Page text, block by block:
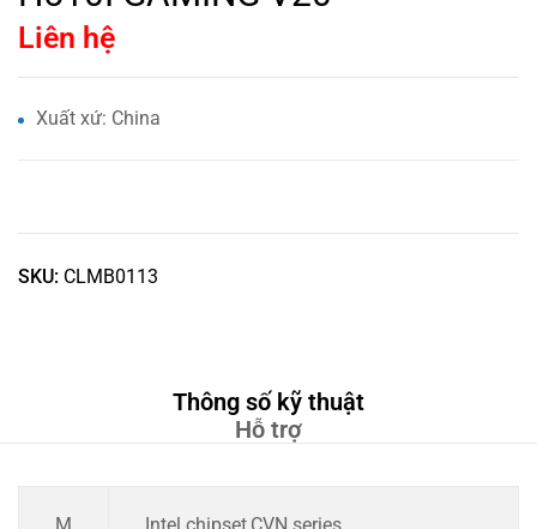
Liên hệ
Xuất xứ: China
SKU: CLMB0113
Thông số kỹ thuật
Hỗ trợ